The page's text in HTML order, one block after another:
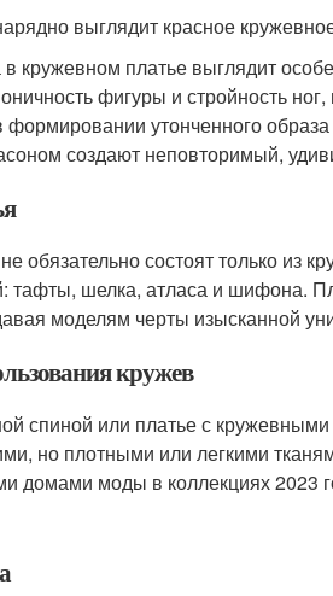
выглядит красное
кружевном платье выглядит
фигуры и стройность
формировании утонченного
создают неповторимый,
обязательно состоят только из
тафты, шелка, атласа и шифона.
моделям черты изысканной
кружев
спиной или платье с
но плотными или легкими
домами моды в коллекциях 2023